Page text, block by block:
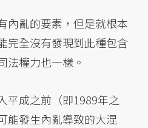
內亂的要素，但是就根本
完全沒有發現到此種包含
法權力也一樣。
平成之前（即1989年之
能發生內亂導致的大混